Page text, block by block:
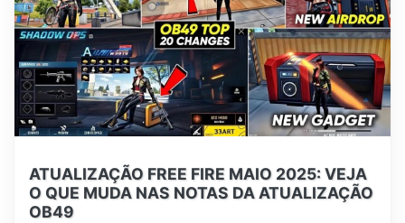
ATUALIZAÇÃO FREE FIRE MAIO 2025: VEJA
O QUE MUDA NAS NOTAS DA ATUALIZAÇÃO
OB49